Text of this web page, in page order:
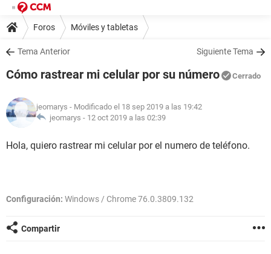
Foros Móviles y tabletas
Tema Anterior Siguiente Tema
Cómo rastrear mi celular por su número Cerrado
jeomarys - Modificado el 18 sep 2019 a las 19:42
jeomarys - 12 oct 2019 a las 02:39
Hola, quiero rastrear mi celular por el numero de teléfono.
Configuración: Windows / Chrome 76.0.3809.132
Compartir